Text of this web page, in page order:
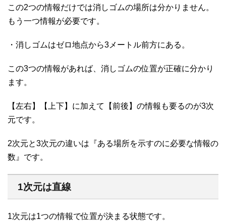
この2つの情報だけでは消しゴムの場所は分かりません。
もう一つ情報が必要です。
・消しゴムはゼロ地点から3メートル前方にある。
この3つの情報があれば、消しゴムの位置が正確に分かり
ます。
【左右】【上下】に加えて【前後】の情報も要るのが3次
元です。
2次元と3次元の違いは『ある場所を示すのに必要な情報の
数』です。
1次元は直線
1次元は1つの情報で位置が決まる状態です。